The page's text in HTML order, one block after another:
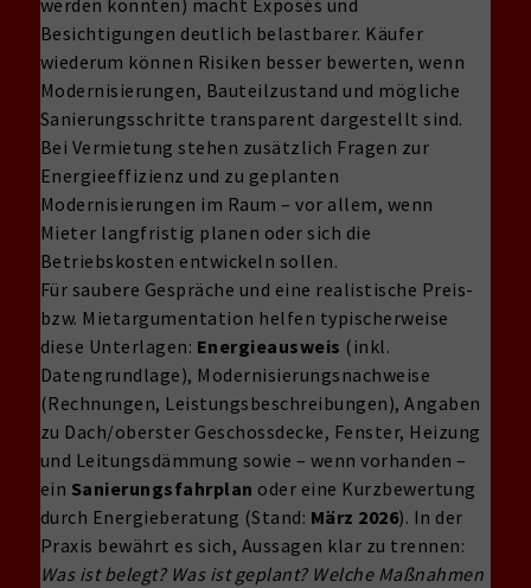
Besichtigungen deutlich belastbarer. Käufer
wiederum können Risiken besser bewerten, wenn
Modernisierungen, Bauteilzustand und mögliche
Sanierungsschritte transparent dargestellt sind.
Bei Vermietung stehen zusätzlich Fragen zur
Energieeffizienz und zu geplanten
Modernisierungen im Raum – vor allem, wenn
Mieter langfristig planen oder sich die
Betriebskosten entwickeln sollen.
Für saubere Gespräche und eine realistische Preis-
bzw. Mietargumentation helfen typischerweise
diese Unterlagen: Energieausweis (inkl.
Datengrundlage), Modernisierungsnachweise
(Rechnungen, Leistungsbeschreibungen), Angaben
zu Dach/oberster Geschossdecke, Fenster, Heizung
und Leitungsdämmung sowie – wenn vorhanden –
ein Sanierungsfahrplan oder eine Kurzbewertung
durch Energieberatung (Stand: März 2026). In der
Praxis bewährt es sich, Aussagen klar zu trennen:
Was ist belegt? Was ist geplant? Welche Maßnahmen